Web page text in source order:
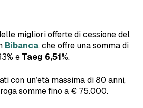
migliori offerte di cessione del
Bibanca, che offre una somma di
e Taeg 6,51%.
con un’età massima di 80 anni,
somme fino a € 75.000.